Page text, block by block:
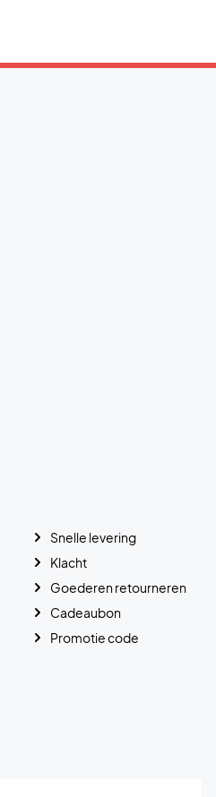
Snelle levering
Klacht
Goederen retourneren
Cadeaubon
Promotie code